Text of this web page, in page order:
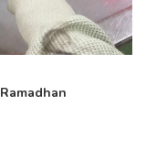
Ramadhan